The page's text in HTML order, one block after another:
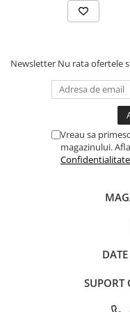
de stiinta si
locuieste in
Newsletter Nu rata ofertele
Vreau sa
magazinului.
Confidentialitate
SUPORT